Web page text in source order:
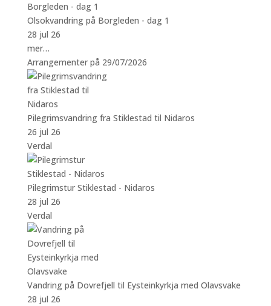
Olsokvandring på Borgleden - dag 1
28 jul 26
mer…
Arrangementer på 29/07/2026
Pilegrimsvandring fra Stiklestad til Nidaros
26 jul 26
Verdal
Pilegrimstur Stiklestad - Nidaros
28 jul 26
Verdal
Vandring på Dovrefjell til Eysteinkyrkja med Olavsvake
28 jul 26